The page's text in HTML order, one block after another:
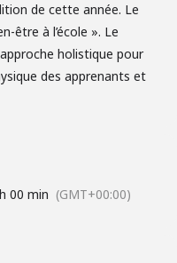
de cette année. Le
être à l’école ». Le
holistique pour
des apprenants et
00 min (GMT+00:00)